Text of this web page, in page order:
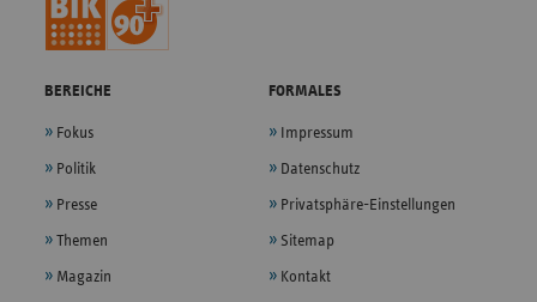
BEREICHE
Fokus
Politik
Presse
Themen
Magazin
FORMALES
Impressum
Datenschutz
Privatsphäre-Einstellungen
Sitemap
Kontakt